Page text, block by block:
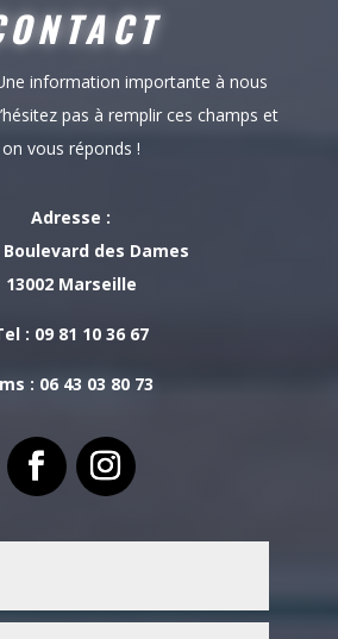
information importante à nous
pas à remplir ces champs et
on vous réponds !
Adresse :
Boulevard des Dames
13002 Marseille
: 09 81 10 36 67
: 06 43 03 80 73